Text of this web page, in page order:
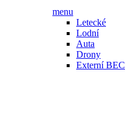
menu
Letecké
Lodní
Auta
Drony
Externí BEC